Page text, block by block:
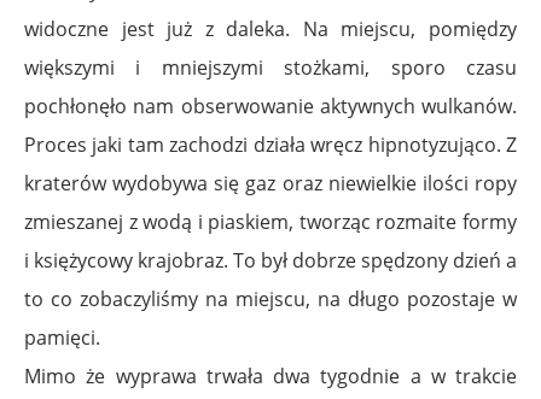
widoczne jest już z daleka. Na miejscu, pomiędzy
większymi i mniejszymi stożkami, sporo czasu
pochłonęło nam obserwowanie aktywnych wulkanów.
Proces jaki tam zachodzi działa wręcz hipnotyzująco. Z
kraterów wydobywa się gaz oraz niewielkie ilości ropy
zmieszanej z wodą i piaskiem, tworząc rozmaite formy
i księżycowy krajobraz. To był dobrze spędzony dzień a
to co zobaczyliśmy na miejscu, na długo pozostaje w
pamięci.
Mimo że wyprawa trwała dwa tygodnie a w trakcie